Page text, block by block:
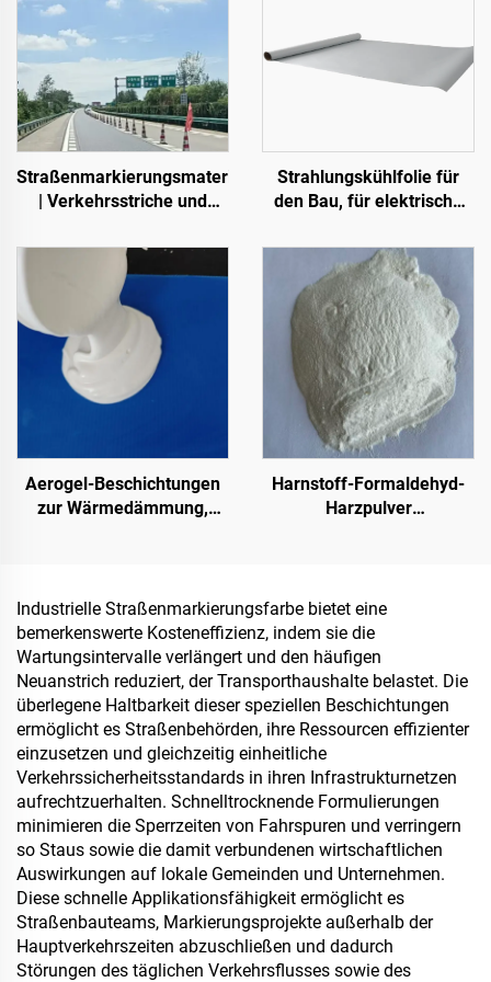
Straßenmarkierungsmaterialien
| Verkehrsstriche und
Asphalt- und
Betonfahrbahnen
Strahlungskühlfolie für
den Bau, für elektrische
spezielle Lagerhallen,
Öltanks, Getreidelager,
Verkehrseinrichtungen
und Außenanlagen sowie
für neu entstehende
Lebensstil-Anwendungen
Aerogel-Beschichtungen
zur Wärmedämmung,
Schimmelpilzresistenz für
Dach, Wintergarten,
Außenwand, Innenwand,
Trennwand, Schlafzimmer,
Besprechungsraum und
Klassenzimmer, Karaoke-
Bar, Tiefgarage, privates
Heimkino im
Untergeschoss, Untergro
Harnstoff-Formaldehyd-
Harzpulver
Spanplatten, darunter
Mehrschicht-Sperrholz,
Feinholzplatten, Öko-
Platten, furnierte
Spanplatten usw.
Industrielle Straßenmarkierungsfarbe bietet eine
bemerkenswerte Kosteneffizienz, indem sie die
Wartungsintervalle verlängert und den häufigen
Neuanstrich reduziert, der Transporthaushalte belastet. Die
überlegene Haltbarkeit dieser speziellen Beschichtungen
ermöglicht es Straßenbehörden, ihre Ressourcen effizienter
einzusetzen und gleichzeitig einheitliche
Verkehrssicherheitsstandards in ihren Infrastrukturnetzen
aufrechtzuerhalten. Schnelltrocknende Formulierungen
minimieren die Sperrzeiten von Fahrspuren und verringern
so Staus sowie die damit verbundenen wirtschaftlichen
Auswirkungen auf lokale Gemeinden und Unternehmen.
Diese schnelle Applikationsfähigkeit ermöglicht es
Straßenbauteams, Markierungsprojekte außerhalb der
Hauptverkehrszeiten abzuschließen und dadurch
Störungen des täglichen Verkehrsflusses sowie des